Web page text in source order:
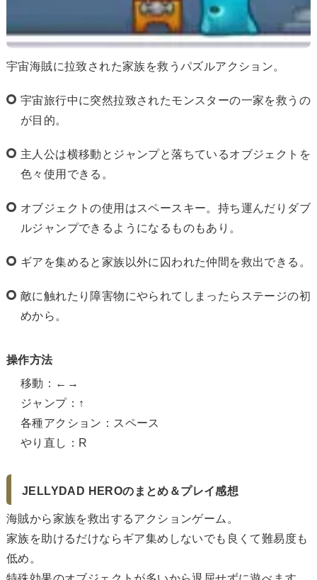
宇宙海賊に拉致された家族を救うパズルアクション。
宇宙旅行中に突然拉致されたモンスターの一家を救うの
が目的。
主人公は横移動とジャンプと落ちているオブジェクトを
色々使用できる。
オブジェクトの使用はスペースキー。持ち運んだりダブ
ルジャンプできるようになるものもあり。
ギアを集めると家族以外に囚われた仲間を救出できる。
敵に触れたり障害物にやられてしまったらステージの初
めから。
操作方法
移動：←→
ジャンプ：↑
各種アクション：スペース
やり直し：R
JELLYDAD HEROのまとめ＆プレイ感想
海賊から家族を救出するアクションゲーム。
家族を助けるだけならギア集めしないでも良くて難易度も
低め。